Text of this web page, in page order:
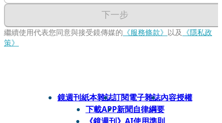
下一步
繼續使用代表您同意與接受鏡傳媒的 《服務條款》 以及 《隱私政
策》
鏡週刊紙本雜誌訂閱電子雜誌內容授權
下載APP新聞自律綱要